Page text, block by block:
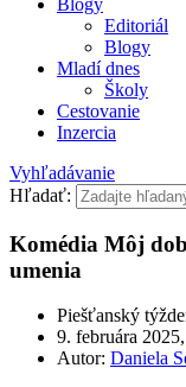
Blogy
Editoriál
Blogy
Mladí dnes
Školy
Cestovanie
Inzercia
Vyhľadávanie
Hľadať:
Komédia Môj
umenia
Piešťanský
9. februára
Autor: Daniela